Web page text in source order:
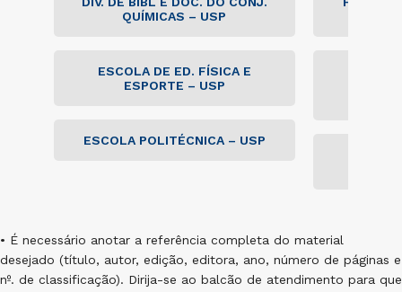
QUÍMICAS – USP
ESCOLA DE ED. FÍSICA E
ESPORTE – USP
ESCOLA POLITÉCNICA – USP
• É necessário anotar a referência completa do material
desejado (título, autor, edição, editora, ano, número de páginas e
nº. de classificação). Dirija-se ao balcão de atendimento para que